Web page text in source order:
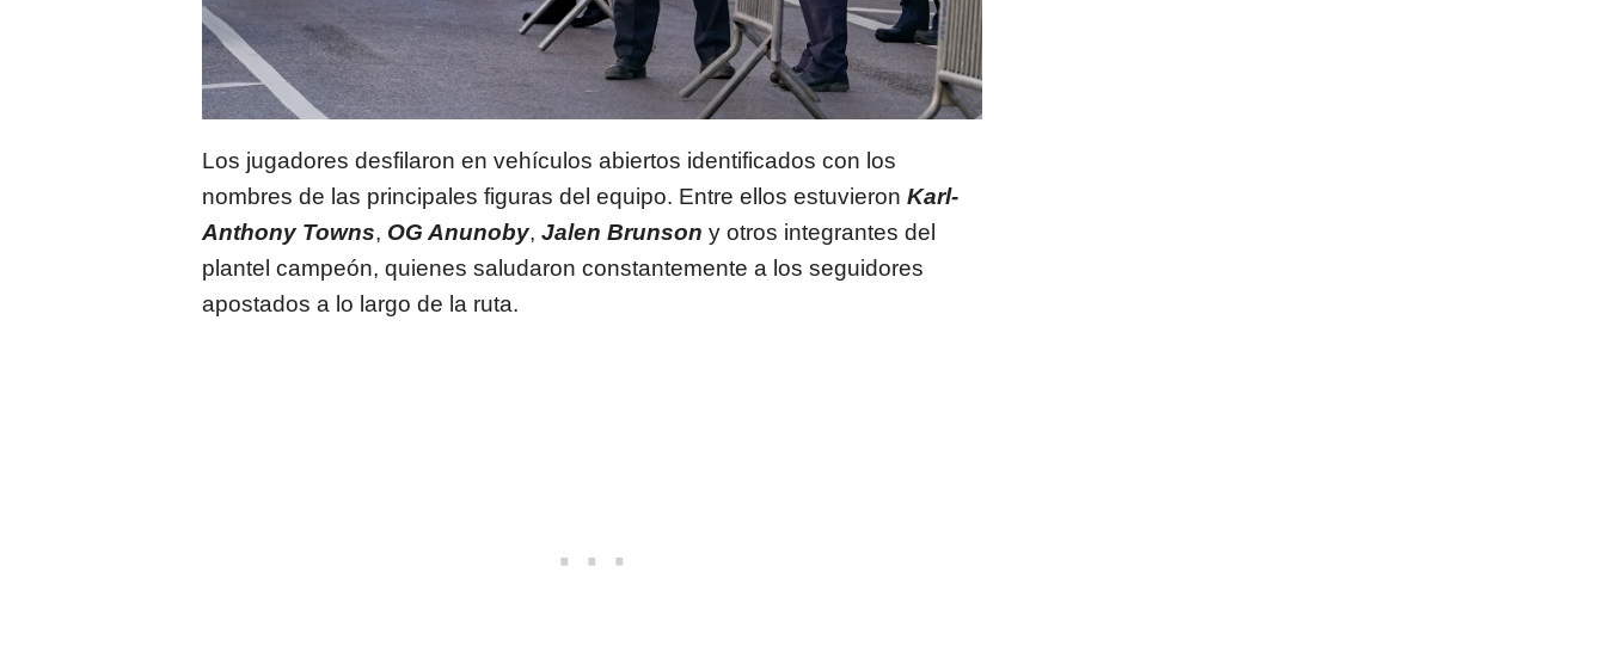
Los jugadores desfilaron en vehículos abiertos identificados con los
nombres de las principales figuras del equipo. Entre ellos estuvieron Karl-
Anthony Towns, OG Anunoby, Jalen Brunson y otros integrantes del
plantel campeón, quienes saludaron constantemente a los seguidores
apostados a lo largo de la ruta.